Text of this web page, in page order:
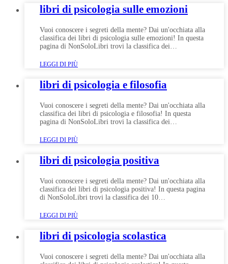
libri di psicologia sulle emozioni
Vuoi conoscere i segreti della mente? Dai un'occhiata alla
classifica dei libri di psicologia sulle emozioni! In questa
pagina di NonSoloLibri trovi la classifica dei…
LEGGI DI PIÙ
libri di psicologia e filosofia
Vuoi conoscere i segreti della mente? Dai un'occhiata alla
classifica dei libri di psicologia e filosofia! In questa
pagina di NonSoloLibri trovi la classifica dei…
LEGGI DI PIÙ
libri di psicologia positiva
Vuoi conoscere i segreti della mente? Dai un'occhiata alla
classifica dei libri di psicologia positiva! In questa pagina
di NonSoloLibri trovi la classifica dei 10…
LEGGI DI PIÙ
libri di psicologia scolastica
Vuoi conoscere i segreti della mente? Dai un'occhiata alla